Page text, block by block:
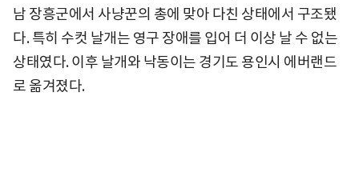
남 장흥군에서 사냥꾼의 총에 맞아 다친 상태에서 구조됐
다. 특히 수컷 날개는 영구 장애를 입어 더 이상 날 수 없는
상태였다. 이후 날개와 낙동이는 경기도 용인시 에버랜드
로 옮겨졌다.